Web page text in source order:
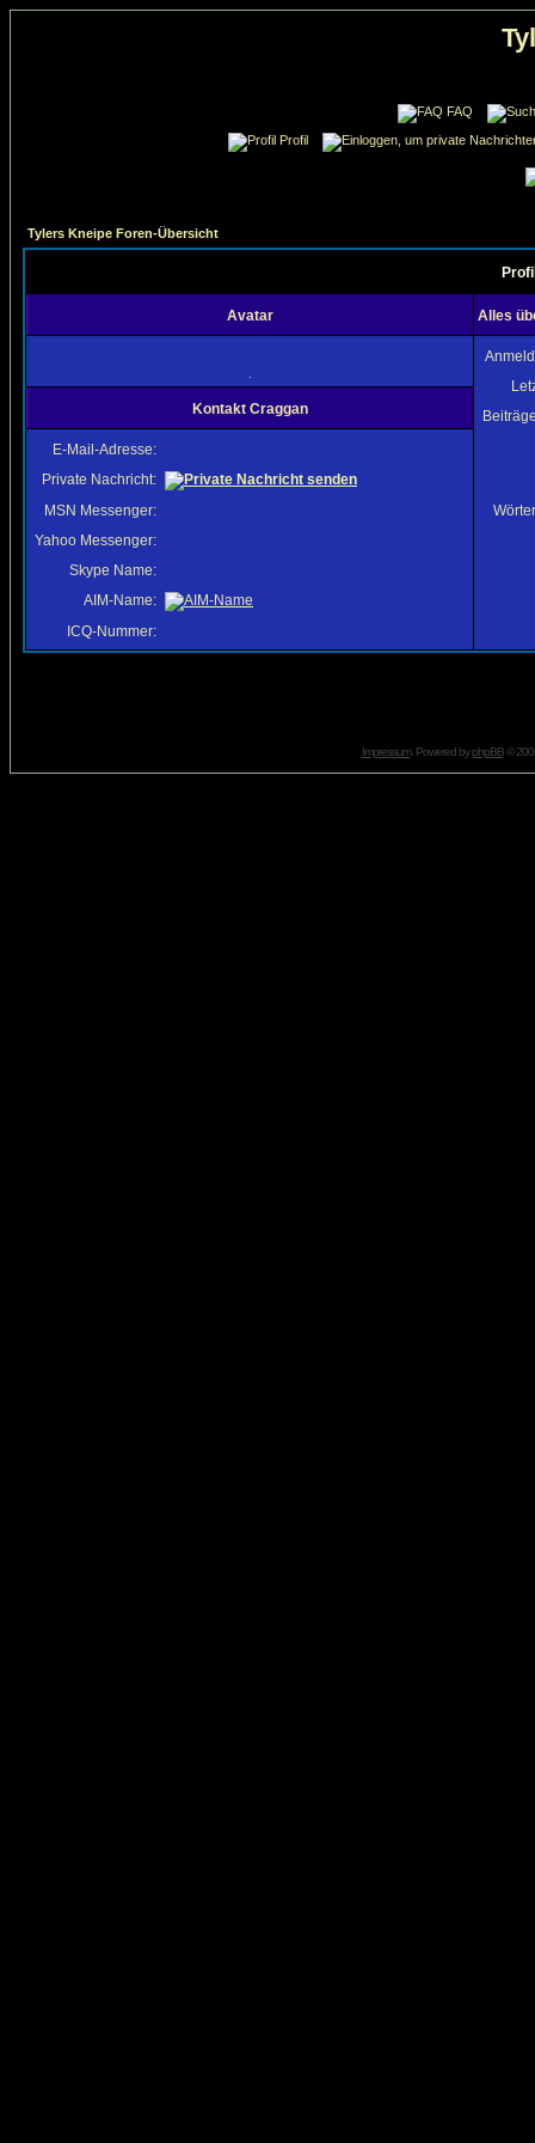
FAQ
Profil
Tylers Kneipe Foren-Übersicht
Avatar Alles
Kontakt Craggan
E-Mail-Adresse:
Private Nachricht:
MSN Messenger:
Yahoo Messenger:
Skype Name:
AIM-Name:
ICQ-Nummer:
Impressum. Powered byphpBB©